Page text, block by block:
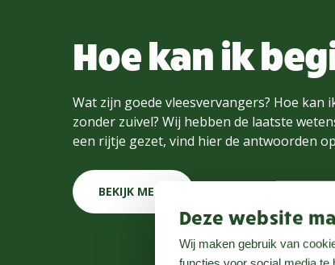
Deze website
Wij maken gebruik van
Hoe kan ik
Wat zijn goede vleesvervangers? Hoe kan
zonder zuivel? Wij hebben de laatste
een rijtje gezet, vind hier de antwoorden
BEKIJK MEER